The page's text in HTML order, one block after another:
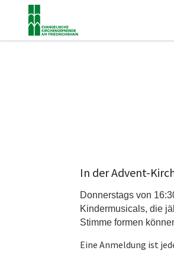
In der Advent-
Donnerstags von
Kindermusicals, die
Stimme formen
Eine Anmeldung ist